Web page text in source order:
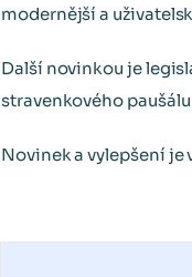
modernější a
Další novinkou je
stravenkového
Novinek a vylepšení